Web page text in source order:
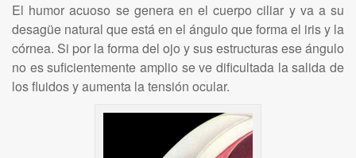
El humor acuoso se genera en el cuerpo ciliar y va a su
desagüe natural que está en el ángulo que forma el iris y la
córnea. Si por la forma del ojo y sus estructuras ese ángulo
no es suficientemente amplio se ve dificultada la salida de
los fluidos y aumenta la tensión ocular.